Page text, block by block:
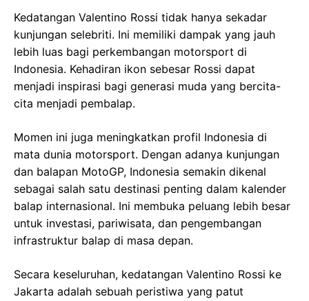
Kedatangan Valentino Rossi tidak hanya sekadar
kunjungan selebriti. Ini memiliki dampak yang jauh
lebih luas bagi perkembangan motorsport di
Indonesia. Kehadiran ikon sebesar Rossi dapat
menjadi inspirasi bagi generasi muda yang bercita-
cita menjadi pembalap.
Momen ini juga meningkatkan profil Indonesia di
mata dunia motorsport. Dengan adanya kunjungan
dan balapan MotoGP, Indonesia semakin dikenal
sebagai salah satu destinasi penting dalam kalender
balap internasional. Ini membuka peluang lebih besar
untuk investasi, pariwisata, dan pengembangan
infrastruktur balap di masa depan.
Secara keseluruhan, kedatangan Valentino Rossi ke
Jakarta adalah sebuah peristiwa yang patut